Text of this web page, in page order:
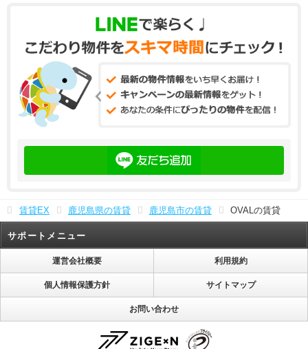
賃貸EX 鹿児島県の賃貸 鹿児島市の賃貸 OVALの賃貸
サポートメニュー
運営会社概要 利用規約
個人情報保護方針 サイトマップ
お問い合わせ